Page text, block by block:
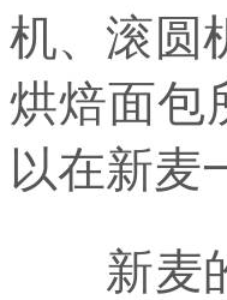
机、滚圆
烘焙面包
以在新麦
新麦的